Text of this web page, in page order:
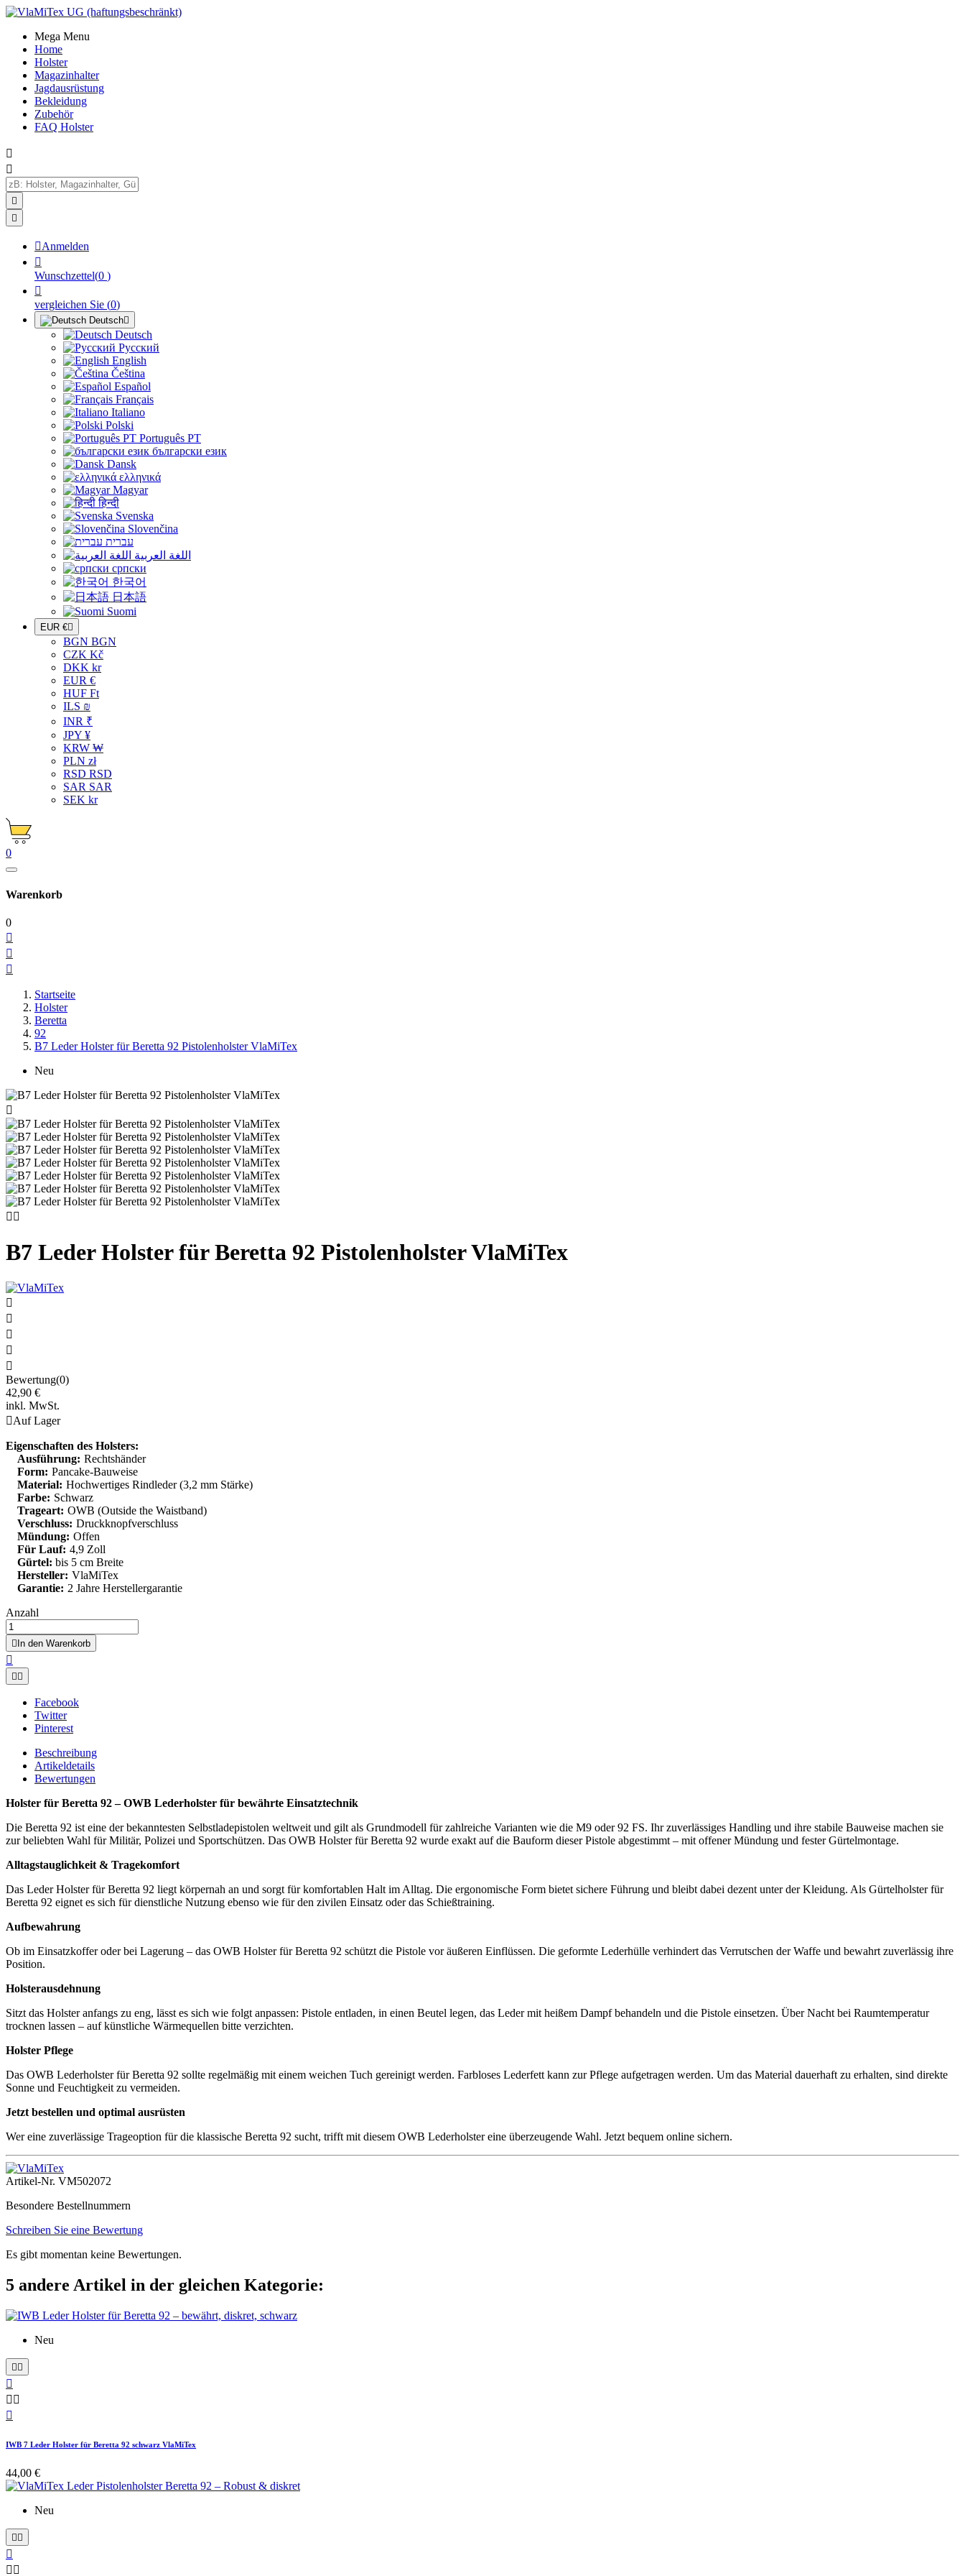
Mega Menu
Home
Holster
Magazinhalter
Jagdausrüstung
Bekleidung
Zubehör
FAQ Holster




Anmelden

Wunschzettel(0 )

vergleichen Sie (0)
Deutsch
Deutsch
Русский
English
Čeština
Español
Français
Italiano
Polski
Português PT
български език
Dansk
ελληνικά
Magyar
हिन्दी
Svenska
Slovenčina
עברית
اللغة العربية
српски
한국어
日本語
Suomi
EUR €
BGN BGN
CZK Kč
DKK kr
EUR €
HUF Ft
ILS ₪
INR ₹
JPY ¥
KRW ₩
PLN zł
RSD RSD
SAR SAR
SEK kr
0
Warenkorb
0



Startseite
Holster
Beretta
92
B7 Leder Holster für Beretta 92 Pistolenholster VlaMiTex
Neu

 
B7 Leder Holster für Beretta 92 Pistolenholster VlaMiTex





Bewertung(0)
42,90 €
inkl. MwSt.
Auf Lager
Eigenschaften des Holsters:
Ausführung: Rechtshänder
Form: Pancake-Bauweise
Material: Hochwertiges Rindleder (3,2 mm Stärke)
Farbe: Schwarz
Trageart: OWB (Outside the Waistband)
Verschluss: Druckknopfverschluss
Mündung: Offen
Für Lauf: 4,9 Zoll
Gürtel: bis 5 cm Breite
Hersteller: VlaMiTex
Garantie: 2 Jahre Herstellergarantie
Anzahl
In den Warenkorb


Facebook
Twitter
Pinterest
Beschreibung
Artikeldetails
Bewertungen
Holster für Beretta 92 – OWB Lederholster für bewährte Einsatztechnik
Die Beretta 92 ist eine der bekanntesten Selbstladepistolen weltweit und gilt als Grundmodell für zahlreiche Varianten wie die M9 oder 92 FS. Ihr zuverlässiges Handling und ihre stabile Bauweise machen sie
zur beliebten Wahl für Militär, Polizei und Sportschützen. Das OWB Holster für Beretta 92 wurde exakt auf die Bauform dieser Pistole abgestimmt – mit offener Mündung und fester Gürtelmontage.
Alltagstauglichkeit & Tragekomfort
Das Leder Holster für Beretta 92 liegt körpernah an und sorgt für komfortablen Halt im Alltag. Die ergonomische Form bietet sichere Führung und bleibt dabei dezent unter der Kleidung. Als Gürtelholster für
Beretta 92 eignet es sich für dienstliche Nutzung ebenso wie für den zivilen Einsatz oder das Schießtraining.
Aufbewahrung
Ob im Einsatzkoffer oder bei Lagerung – das OWB Holster für Beretta 92 schützt die Pistole vor äußeren Einflüssen. Die geformte Lederhülle verhindert das Verrutschen der Waffe und bewahrt zuverlässig ihre
Position.
Holsterausdehnung
Sitzt das Holster anfangs zu eng, lässt es sich wie folgt anpassen: Pistole entladen, in einen Beutel legen, das Leder mit heißem Dampf behandeln und die Pistole einsetzen. Über Nacht bei Raumtemperatur
trocknen lassen – auf künstliche Wärmequellen bitte verzichten.
Holster Pflege
Das OWB Lederholster für Beretta 92 sollte regelmäßig mit einem weichen Tuch gereinigt werden. Farbloses Lederfett kann zur Pflege aufgetragen werden. Um das Material dauerhaft zu erhalten, sind direkte
Sonne und Feuchtigkeit zu vermeiden.
Jetzt bestellen und optimal ausrüsten
Wer eine zuverlässige Trageoption für die klassische Beretta 92 sucht, trifft mit diesem OWB Lederholster eine überzeugende Wahl. Jetzt bequem online sichern.
Artikel-Nr. VM502072
Besondere Bestellnummern
Schreiben Sie eine Bewertung
Es gibt momentan keine Bewertungen.
5 andere Artikel in der gleichen Kategorie:
Neu


 

IWB 7 Leder Holster für Beretta 92 schwarz VlaMiTex
44,00 €
Neu
 

 